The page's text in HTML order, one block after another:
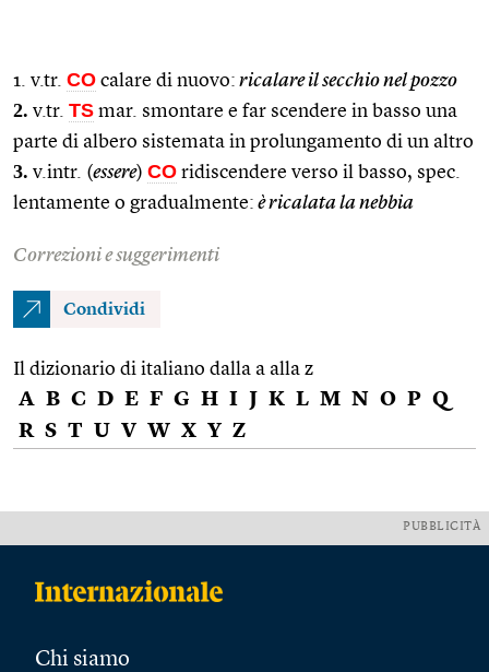
1. v.tr. CO calare di nuovo: ricalare il secchio nel pozzo
2. v.tr. TS mar. smontare e far scendere in basso una
parte di albero sistemata in prolungamento di un altro
3. v.intr. (essere) CO ridiscendere verso il basso, spec.
lentamente o gradualmente: è ricalata la nebbia
Correzioni e suggerimenti
Condividi
Il dizionario di italiano dalla a alla z
A B C D E F G H I J K L M N O P Q
R S T U V W X Y Z
PUBBLICITÀ
Chi siamo